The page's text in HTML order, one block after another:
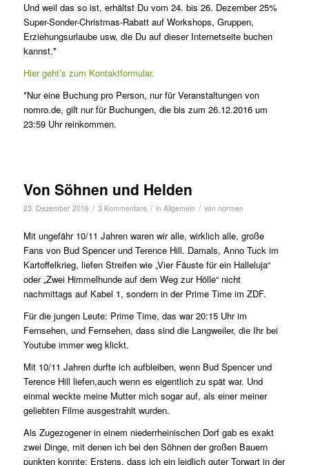
Und weil das so ist, erhältst Du vom 24. bis 26. Dezember 25%
Super-Sonder-Christmas-Rabatt auf Workshops, Gruppen,
Erziehungsurlaube usw, die Du auf dieser Internetseite buchen
kannst.*
Hier geht’s zum Kontaktformular.
*Nur eine Buchung pro Person, nur für Veranstaltungen von
nomro.de, gilt nur für Buchungen, die bis zum 26.12.2016 um
23:59 Uhr reinkommen.
Von Söhnen und Helden
23. Dezember 2016 / 3 Kommentare / in Allgemein / von normen
Mit ungefähr 10/11 Jahren waren wir alle, wirklich alle, große
Fans von Bud Spencer und Terence Hill. Damals, Anno Tuck im
Kartoffelkrieg, liefen Streifen wie „Vier Fäuste für ein Halleluja“
oder „Zwei Himmelhunde auf dem Weg zur Hölle“ nicht
nachmittags auf Kabel 1, sondern in der Prime Time im ZDF.
Für die jungen Leute: Prime Time, das war 20:15 Uhr im
Fernsehen, und Fernsehen, dass sind die Langweiler, die Ihr bei
Youtube immer weg klickt.
Mit 10/11 Jahren durfte ich aufbleiben, wenn Bud Spencer und
Terence Hill liefen,auch wenn es eigentlich zu spät war. Und
einmal weckte meine Mutter mich sogar auf, als einer meiner
geliebten Filme ausgestrahlt wurden.
Als Zugezogener in einem niederrheinischen Dorf gab es exakt
zwei Dinge, mit denen ich bei den Söhnen der großen Bauern
punkten konnte: Erstens, dass ich ein leidlich guter Torwart in der